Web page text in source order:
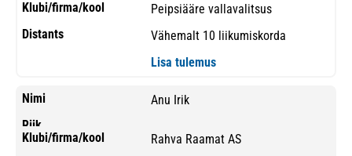
Peipsiääre vallavalitsus
Vähemalt 10 liikumiskorda
Lisa tulemus
Anu Irik
Rahva Raamat AS